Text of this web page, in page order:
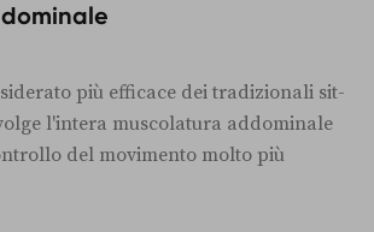
più efficace dei tradizionali sit-
l'intera muscolatura addominale
del movimento molto più